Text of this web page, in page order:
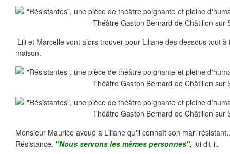
Lili et Marcelle vont alors trouver pour Liliane des dessous tout
maison.
Monsieur Maurice avoue à Liliane qu'il connaît son mari
Résistance. "Nous servons les mêmes personnes", lui dit-il.